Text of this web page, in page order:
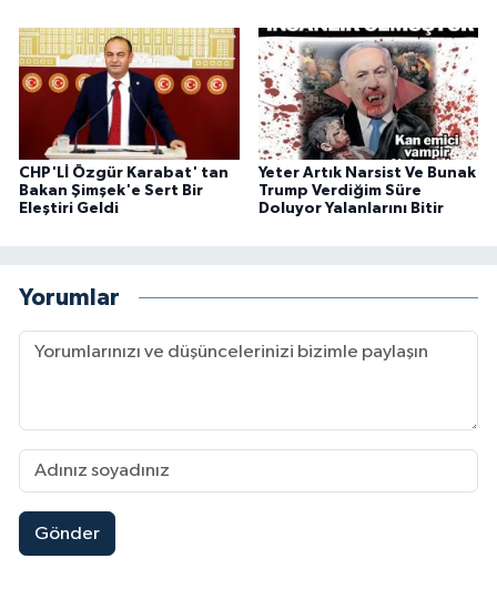
CHP'Lİ Özgür Karabat' tan
Bakan Şimşek'e Sert Bir
Eleştiri Geldi
Yeter Artık Narsist Ve Bunak
Trump Verdiğim Süre
Doluyor Yalanlarını Bitir
Yorumlar
Gönder